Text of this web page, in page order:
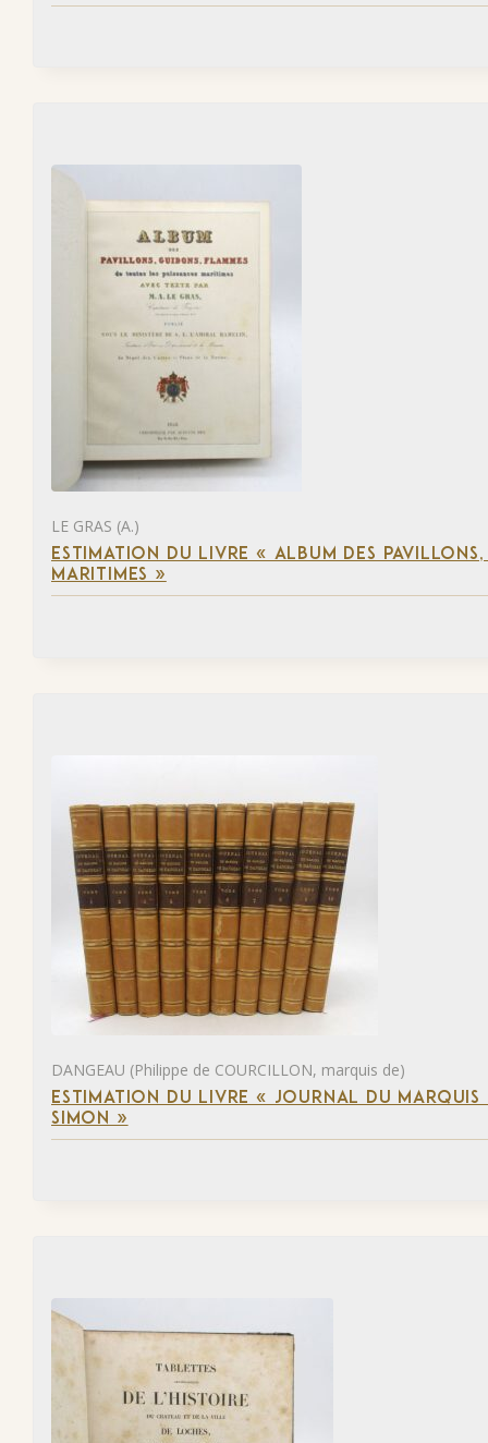
LE GRAS (A.)
ESTIMATION DU LIVRE « ALBUM DES
MARITIMES »
DANGEAU (Philippe de COURCILLON, marquis de)
ESTIMATION DU LIVRE « JOURNAL DU
SIMON »